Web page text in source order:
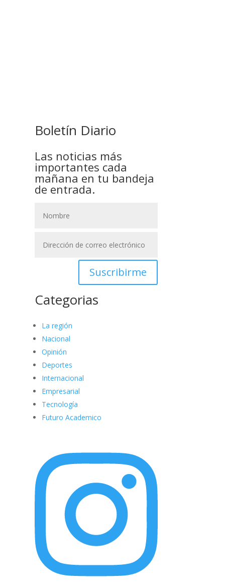
Boletín Diario
Las noticias más
importantes cada
mañana en tu bandeja
de entrada.
Suscribirme
Categorias
La región
Nacional
Opinión
Deportes
Internacional
Empresarial
Tecnología
Futuro Academico